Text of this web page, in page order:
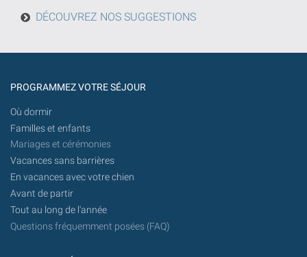
d'aujourd'hui
à
DÉCOUVREZ NOS SUGGESTIONS
PROGRAMMEZ VOTRE SÉJOUR
Où dormir
Familles et enfants
Mariages et cérémonies
Vacances sans barrières
En vacances avec votre chien
Avant de partir
Tout au long de l'année
Questions fréquemment posées (FAQ)